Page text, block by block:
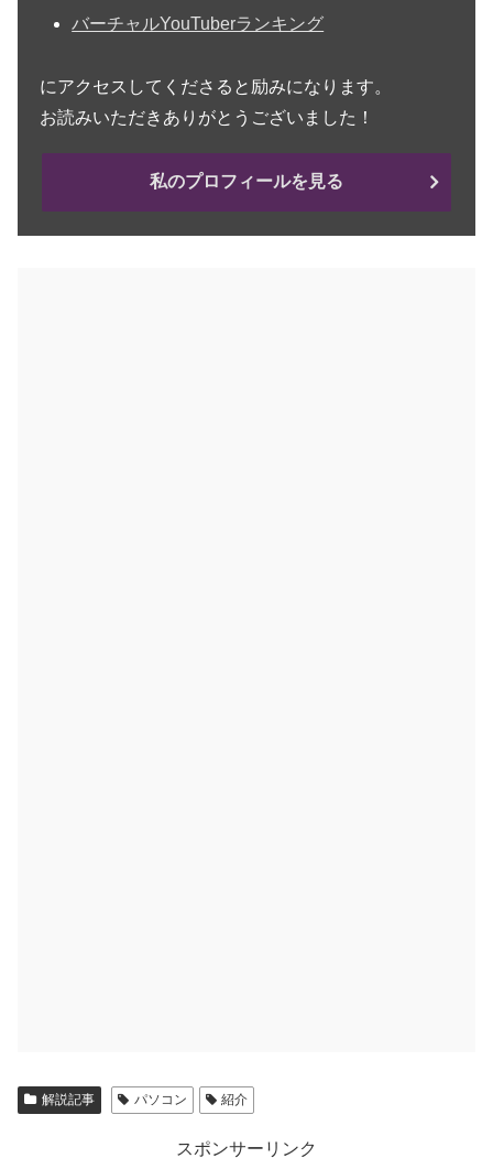
バーチャルYouTuberランキング
にアクセスしてくださると励みになります。
お読みいただきありがとうございました！
私のプロフィールを見る
解説記事 パソコン 紹介
スポンサーリンク